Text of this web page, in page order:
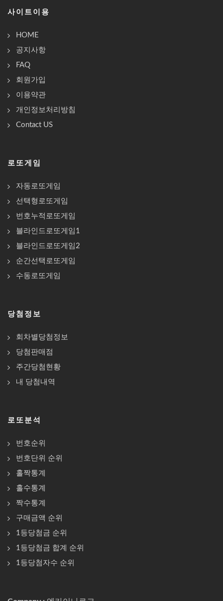
사이트이용
HOME
공지사항
FAQ
회원가입
이용약관
개인정보처리방침
Contact US
로또게임
자동로또게임
선택형로또게임
번호누적로또게임
블라인드로또게임1
블라인드로또게임2
순간선택로또게임
수동로또게임
당첨정보
회차별당첨정보
당첨판매점
주간당첨현황
내 당첨내역
로또분석
번호순위
번호단위 순위
홀짝통계
홀수통계
짝수통계
구매금액 순위
1등당첨금 순위
1등당첨금 합계 순위
1등당첨자수 순위